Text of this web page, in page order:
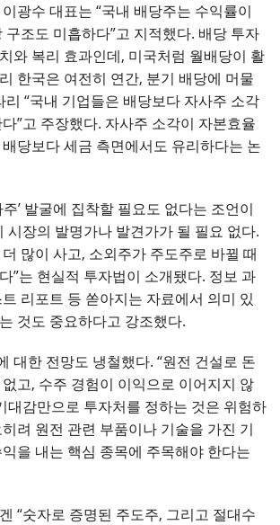
광수 대표는 “국내 배당주는 수익률이
구조도 미흡하다”고 지적했다. 배당 투자
와 복리 효과인데, 미국처럼 월배당이 활
한국은 여전히 연간, 분기 배당에 머물
리 “국내 기업들은 배당보다 자사주 소각
”고 주장했다. 자사주 소각이 자본효율
당보다 세금 측면에서도 유리하다는 논
주’ 발굴에 집착할 필요도 없다는 조언이
시장의 발명가나 발견가가 될 필요 없다.
많이 사고, 소외주가 주도주로 바뀔 때
”는 현실적 투자법이 소개됐다. 정보 과
리포트 등 쏟아지는 자료에서 의미 있
것도 중요하다고 강조했다.
대한 전망도 냉철했다. “원전 건설로 돈
고, 수주 경험이 이익으로 이어지지 않
대감만으로 투자처를 정하는 것은 위험하
려 원전 관련 부품이나 기술을 가진 기
을 내는 핵심 종목에 주목해야 한다는
“숫자로 증명된 주도주, 그리고 절대수